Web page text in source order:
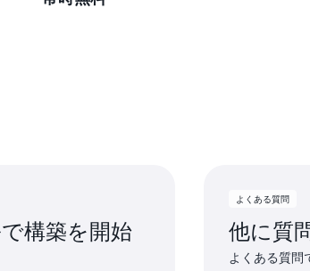
構築を開始
よくある質問
他に質
よくある質問